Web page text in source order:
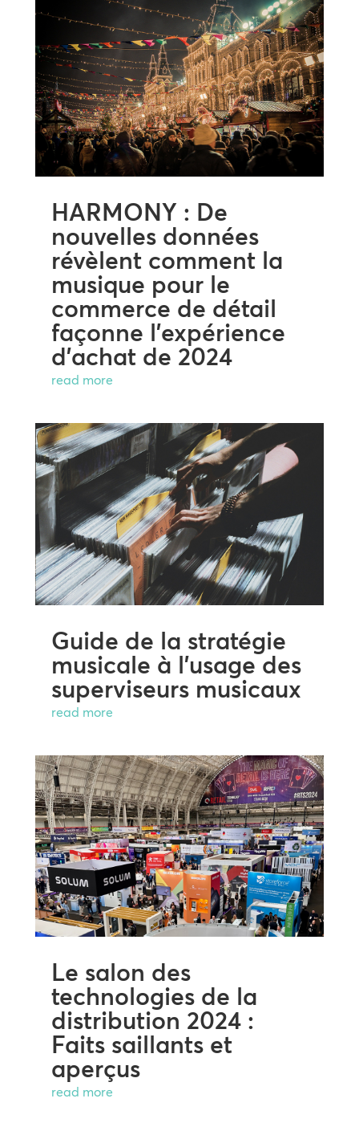
HARMONY : De
nouvelles données
révèlent comment la
musique pour le
commerce de détail
façonne l’expérience
d’achat de 2024
read more
Guide de la stratégie
musicale à l’usage des
superviseurs musicaux
read more
Le salon des
technologies de la
distribution 2024 :
Faits saillants et
aperçus
read more